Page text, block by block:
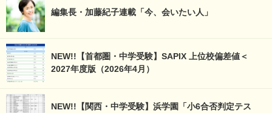
編集長・加藤紀子連載「今、会いたい人」
NEW!!【首都圏・中学受験】SAPIX 上位校偏差値＜
2027年度版（2026年4月）
NEW!!【関西・中学受験】浜学園「小6合否判定テス